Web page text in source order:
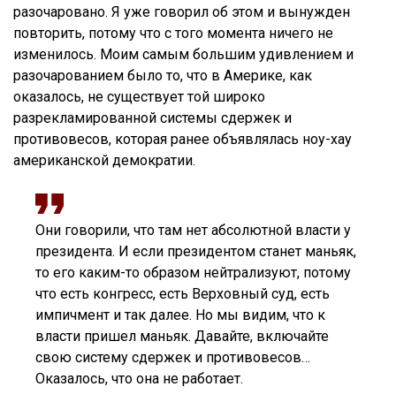
разочаровано. Я уже говорил об этом и вынужден
повторить, потому что с того момента ничего не
изменилось. Моим самым большим удивлением и
разочарованием было то, что в Америке, как
оказалось, не существует той широко
разрекламированной системы сдержек и
противовесов, которая ранее объявлялась ноу-хау
американской демократии.
Они говорили, что там нет абсолютной власти у
президента. И если президентом станет маньяк,
то его каким-то образом нейтрализуют, потому
что есть конгресс, есть Верховный суд, есть
импичмент и так далее. Но мы видим, что к
власти пришел маньяк. Давайте, включайте
свою систему сдержек и противовесов…
Оказалось, что она не работает.